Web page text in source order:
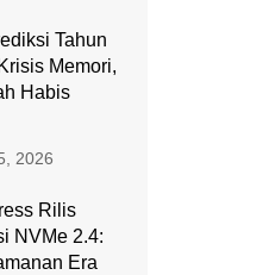
Tahun
Memori,
Habis
2026
Rilis
NVMe 2.4:
Era